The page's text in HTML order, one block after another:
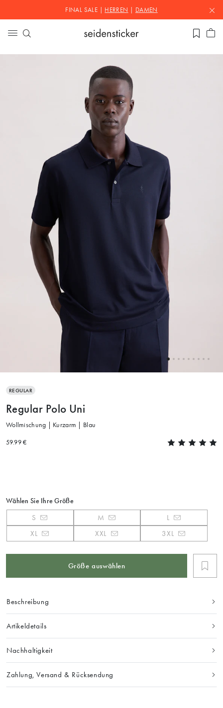
FINAL SALE | HERREN DAMEN
REGULAR
Regular Polo Uni
Wollmischung | Kurzarm | Blau
59.99 €
Wählen Sie Ihre Größe
S M
L
XL
XXL 3XL
Größe auswählen
Beschreibung
Artikeldetails
Nachhaltigkeit
Zahlung, Versand & Rücksendung